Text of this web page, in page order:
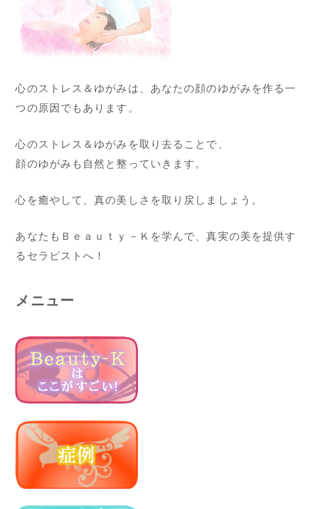
心のストレス＆ゆがみは、あなたの顔のゆがみを作る一
つの原因でもあります。
心のストレス＆ゆがみを取り去ることで、
顔のゆがみも自然と整っていきます。
心を癒やして、真の美しさを取り戻しましょう。
あなたもＢｅａｕｔｙ－Ｋを学んで、真実の美を提供す
るセラピストへ！
メニュー